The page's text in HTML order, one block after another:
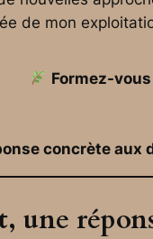
de mon
Formez-
concrète aux
une